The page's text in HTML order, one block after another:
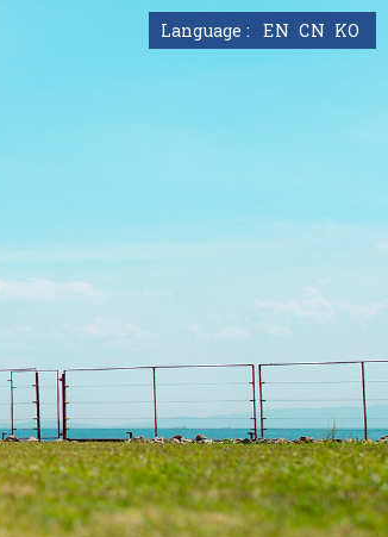
EN CN KO